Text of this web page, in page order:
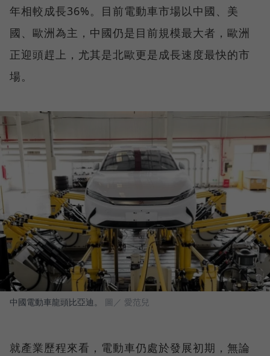
年相較成長36%。目前電動車市場以中國、美
國、歐洲為主，中國仍是目前規模最大者，歐洲
正迎頭趕上，尤其是北歐更是成長速度最快的市
場。
中國電動車龍頭比亞迪。 圖／ 愛范兒
就產業歷程來看，電動車仍處於發展初期，無論